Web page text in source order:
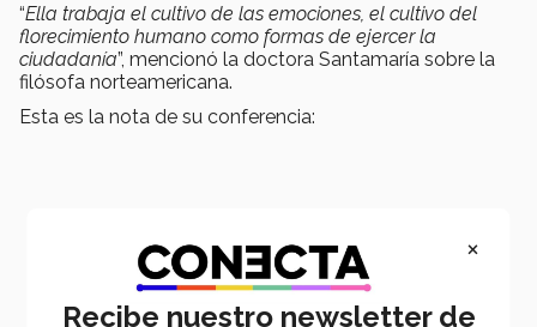
“Ella trabaja el cultivo de las emociones, el cultivo del
florecimiento humano como formas de ejercer la
ciudadanía”, mencionó la doctora Santamaría sobre la
filósofa norteamericana.
Esta es la nota de su conferencia:
×
Recibe nuestro newsletter de